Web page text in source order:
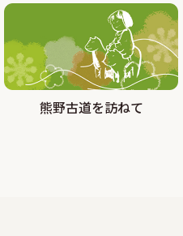
中でも天災にも負けず強く育
たい、そんな想いから秋冬の
2025/08/29
大好評!!夏の紀州南高梅お買い
熊野古道を訪ねて